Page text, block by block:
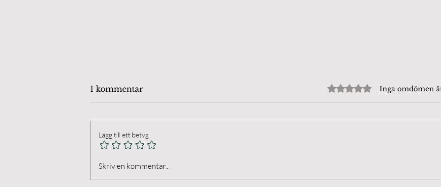
Öland Chamber Players.
1 kommentar Betygsatt till 0 av 5
Inga omdömen
Lägg till ett betyg
Skriv en kommentar...